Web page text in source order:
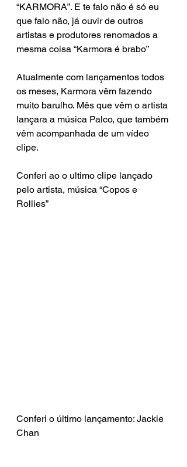
“KARMORA”. E te falo não é só eu
que falo não, já ouvir de outros
artistas e produtores renomados a
mesma coisa “Karmora é brabo”
Atualmente com lançamentos todos
os meses, Karmora vêm fazendo
muito barulho. Mês que vêm o artista
lançara a música Palco, que também
vêm acompanhada de um vídeo
clipe.
Conferi ao o ultimo clipe lançado
pelo artista, música “Copos e
Rollies”
Conferi o último lançamento: Jackie
Chan